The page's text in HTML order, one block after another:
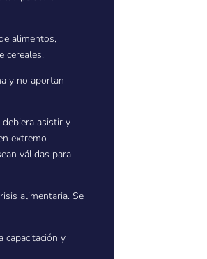
alimentos,
cereales.
y no aportan
asistir y
extremo
válidas para
alimentaria. Se
capacitación y